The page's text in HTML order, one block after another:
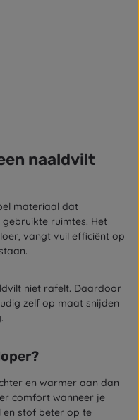
naaldvilt
materiaal dat
ruimtes. Het
vangt vuil efficiënt op
niet rafelt. Daardoor
zelf op maat snijden
en warmer aan dan
comfort wanneer je
en stof beter op te